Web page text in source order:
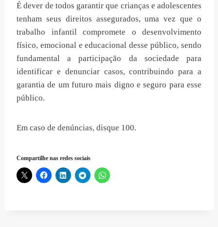
É dever de todos garantir que crianças e adolescentes
tenham seus direitos assegurados, uma vez que o
trabalho infantil compromete o desenvolvimento
físico, emocional e educacional desse público, sendo
fundamental a participação da sociedade para
identificar e denunciar casos, contribuindo para a
garantia de um futuro mais digno e seguro para esse
público.
Em caso de denúncias, disque 100.
Compartilhe nas redes sociais